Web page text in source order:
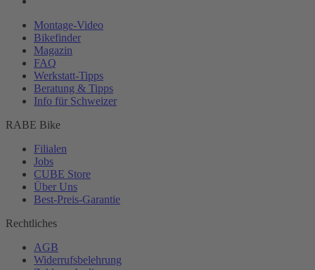
Montage-Video
Bikefinder
Magazin
FAQ
Werkstatt-Tipps
Beratung & Tipps
Info für Schweizer
RABE Bike
Filialen
Jobs
CUBE Store
Über Uns
Best-Preis-Garantie
Rechtliches
AGB
Widerrufsbelehrung